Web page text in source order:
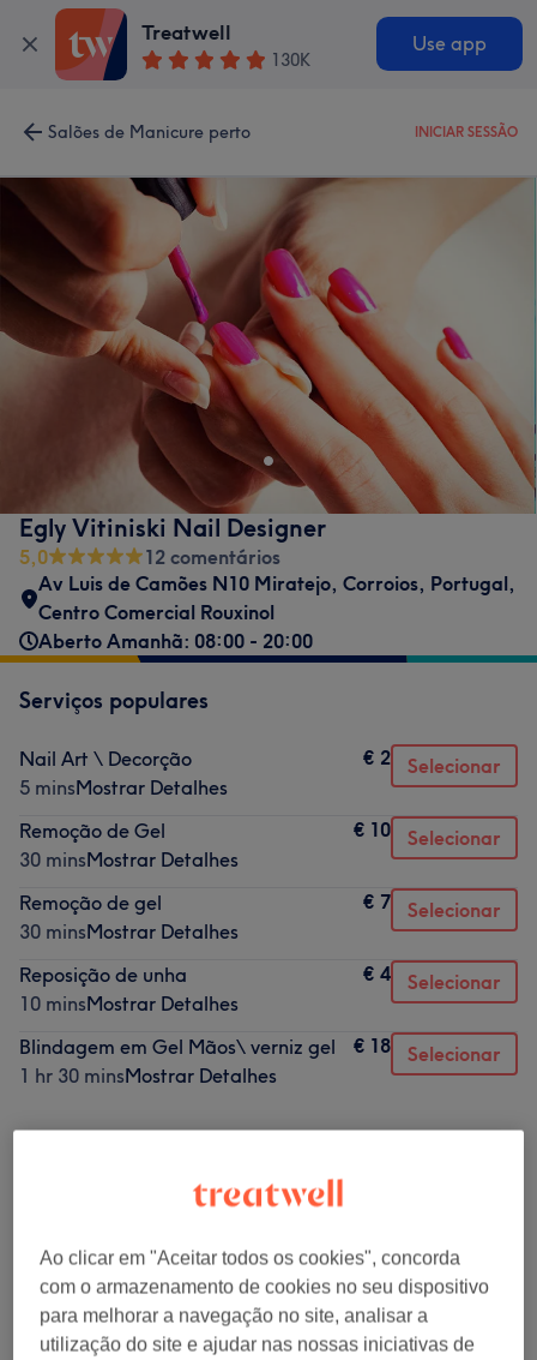
Treatwell
130K
Use app
Salões de Manicure perto INICIAR SESSÃO
Egly Vitiniski Nail Designer
5,0
12 comentários
Av Luis de Camões N10 Miratejo, Corroios, Portugal,
Centro Comercial Rouxinol
Aberto Amanhã: 08:00 - 20:00
Serviços populares
Nail Art \ Decorção
5 minsMostrar Detalhes
€ 2 Selecionar
Remoção de Gel
30 minsMostrar Detalhes
€ 10 Selecionar
Remoção de gel
30 minsMostrar Detalhes
€ 7 Selecionar
Reposição de unha
10 minsMostrar Detalhes
€ 4 Selecionar
Blindagem em Gel Mãos\ verniz gel
1 hr 30 minsMostrar Detalhes
€ 18 Selecionar
(1) € 7
Manicure E Pedicure (1) € 2
Ao clicar em "Aceitar todos os cookies", concorda
com o armazenamento de cookies no seu dispositivo
para melhorar a navegação no site, analisar a
utilização do site e ajudar nas nossas iniciativas de